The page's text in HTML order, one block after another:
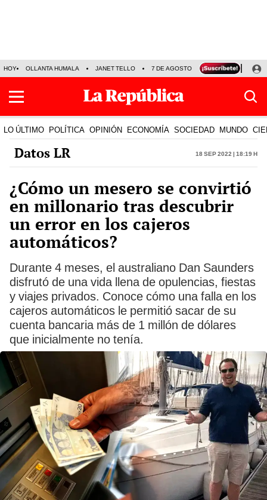
HOY OLLANTA HUMALA JANET TELLO 7 DE AGOSTO TINKA RESULTADOS
LO ÚLTIMO POLÍTICA OPINIÓN ECONOMÍA SOCIEDAD MUNDO
Datos LR 18 Sep 2022 | 18:19 h
¿Cómo un mesero se convirtió
en millonario tras descubrir
un error en los cajeros
automáticos?
Durante 4 meses, el australiano Dan Saunders
disfrutó de una vida llena de opulencias, fiestas
y viajes privados. Conoce cómo una falla en los
cajeros automáticos le permitió sacar de su
cuenta bancaria más de 1 millón de dólares
que inicialmente no tenía.